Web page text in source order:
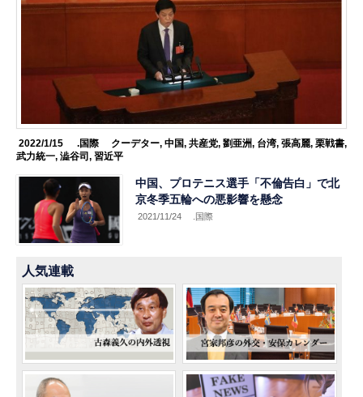
2022/1/15 .国際 クーデター, 中国, 共産党, 劉亜洲, 台湾, 張高麗, 栗戦書,
武力統一,澁谷司,習近平
中国、プロテニス選手「不倫告白」で北
京冬季五輪への悪影響を懸念
2021/11/24 .国際
人気連載